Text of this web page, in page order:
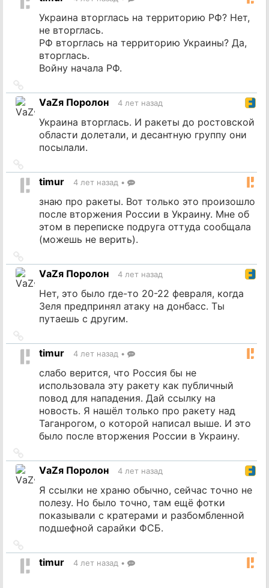
Украина вторглась на территорию РФ? Нет,
не вторглась.
РФ вторглась на территорию Украины? Да,
вторглась.
Войну начала РФ.
на
источник
VаZя Поролон 4 лет назад
Украина вторглась. И ракеты до ростовской
области долетали, и десантную группу они
посылали.
на
источник
timur 4 лет назад •
знаю про ракеты. Вот только это произошло
после вторжения России в Украину. Мне об
этом в переписке подруга оттуда сообщала
(можешь не верить).
на
источник
VаZя Поролон 4 лет назад
Нет, это было где-то 20-22 февраля, когда
Зеля предпринял атаку на донбасс. Ты
путаешь с другим.
на
источник
timur 4 лет назад •
слабо верится, что Россия бы не
использовала эту ракету как публичный
повод для нападения. Дай ссылку на
новость. Я нашёл только про ракету над
Таганрогом, о которой написал выше. И это
было после вторжения России в Украину.
на
источник
VаZя Поролон 4 лет назад
Я ссылки не храню обычно, сейчас точно не
полезу. Но было точно, там ещё фотки
показывали с кратерами и разбомбленной
подшефной сарайки ФСБ.
на
источник
timur 4 лет назад •